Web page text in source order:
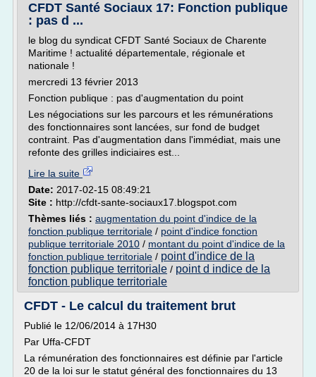
CFDT Santé Sociaux 17: Fonction publique
: pas d ...
le blog du syndicat CFDT Santé Sociaux de Charente
Maritime ! actualité départementale, régionale et
nationale !
mercredi 13 février 2013
Fonction publique : pas d'augmentation du point
Les négociations sur les parcours et les rémunérations
des fonctionnaires sont lancées, sur fond de budget
contraint. Pas d'augmentation dans l'immédiat, mais une
refonte des grilles indiciaires est...
Lire la suite
Date: 2017-02-15 08:49:21
Site : http://cfdt-sante-sociaux17.blogspot.com
Thèmes liés : augmentation du point d'indice de la
fonction publique territoriale / point d'indice fonction
publique territoriale 2010 / montant du point d'indice de la
fonction publique territoriale / point d'indice de la
fonction publique territoriale / point d indice de la
fonction publique territoriale
CFDT - Le calcul du traitement brut
Publié le 12/06/2014 à 17H30
Par Uffa-CFDT
La rémunération des fonctionnaires est définie par l'article
20 de la loi sur le statut général des fonctionnaires du 13